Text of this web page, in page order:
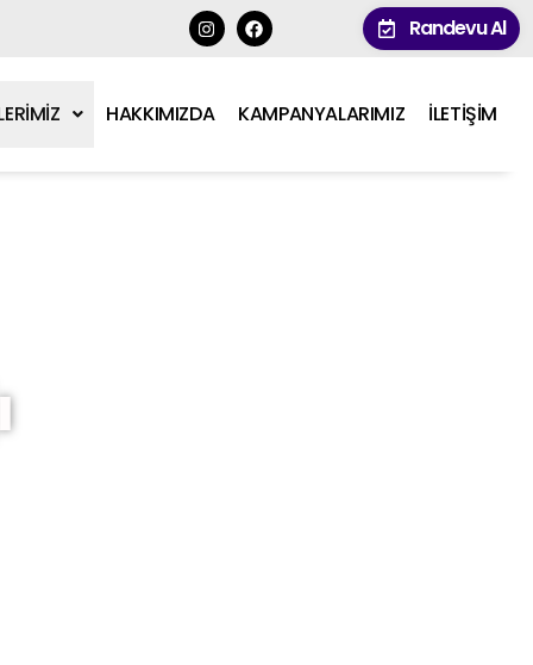
Randevu Al
HAKKIMIZDA KAMPANYALARIMIZ İLETİŞİM